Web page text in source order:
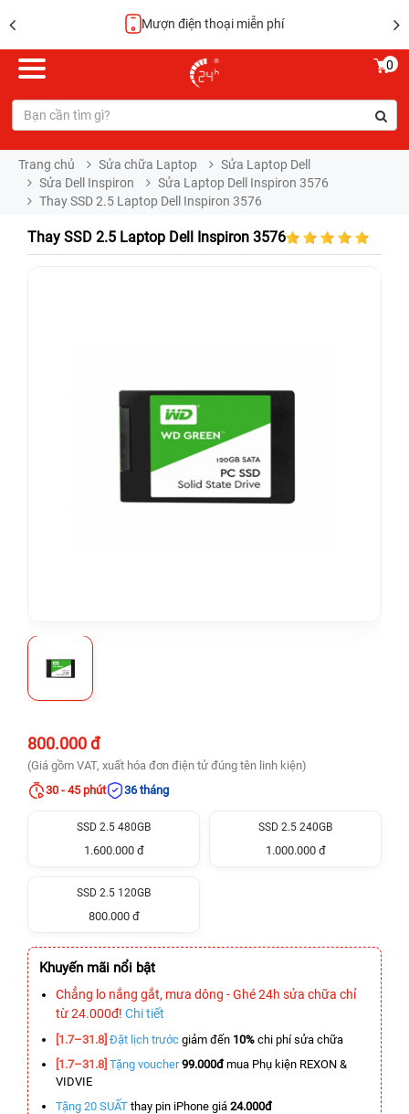
Mượn điện thoại miễn phí
0
Trang chủ Sửa chữa Laptop
Sửa Laptop Dell
Sửa Dell Inspiron
Sửa Laptop Dell Inspiron 3576
Thay SSD 2.5 Laptop Dell Inspiron 3576
Thay SSD 2.5 Laptop Dell Inspiron 3576
800.000 đ
(Giá gồm VAT, xuất hóa đơn điện tử đúng tên linh kiện)
30 - 45 phút
36 tháng
SSD 2.5 480GB
1.600.000 đ
SSD 2.5 240GB
1.000.000 đ
SSD 2.5 120GB
800.000 đ
Khuyến mãi nổi bật
Chẳng lo nắng gắt, mưa dông - Ghé 24h sửa chữa chỉ
từ 24.000đ! Chi tiết
[1.7–31.8] Đặt lịch trước giảm đến 10% chi phí sửa chữa
[1.7–31.8] Tặng voucher 99.000đmua Phụ kiện REXON &
VIDVIE
Tặng 20 SUẤT thay pin iPhone giá 24.000đ